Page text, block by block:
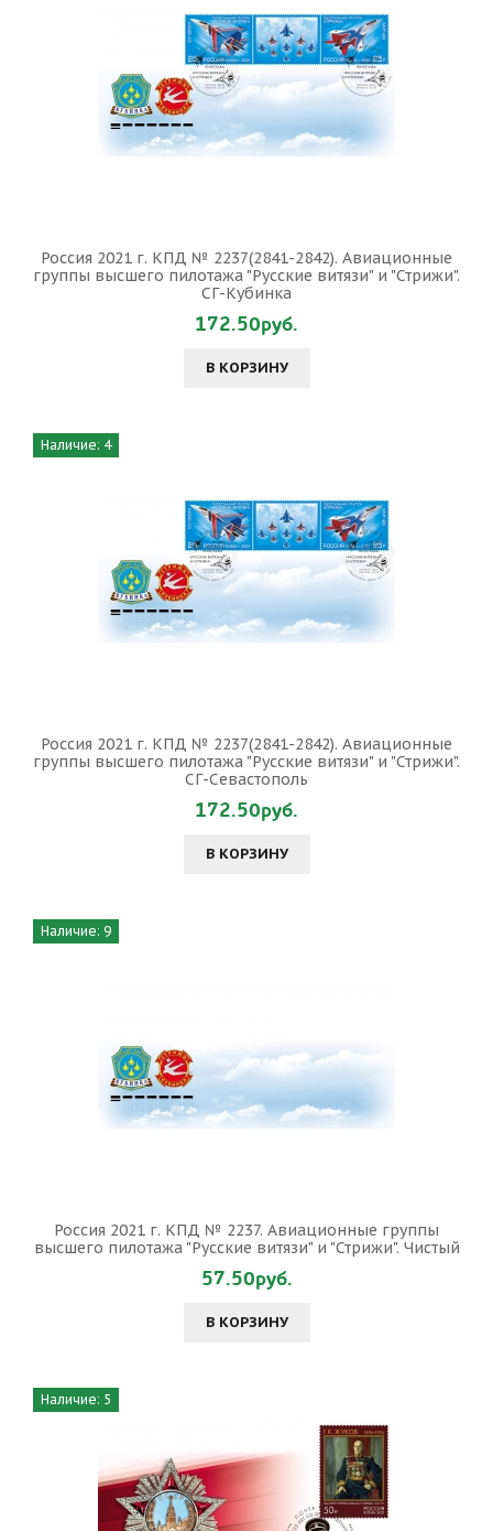
Россия 2021 г. КПД № 2237(2841-2842). Авиационные
группы высшего пилотажа "Русские витязи" и "Стрижи".
СГ-Кубинка
172.50руб.
В КОРЗИНУ
Наличие: 4
Россия 2021 г. КПД № 2237(2841-2842). Авиационные
группы высшего пилотажа "Русские витязи" и "Стрижи".
СГ-Севастополь
172.50руб.
В КОРЗИНУ
Наличие: 9
Россия 2021 г. КПД № 2237. Авиационные группы
высшего пилотажа "Русские витязи" и "Стрижи". Чистый
57.50руб.
В КОРЗИНУ
Наличие: 5